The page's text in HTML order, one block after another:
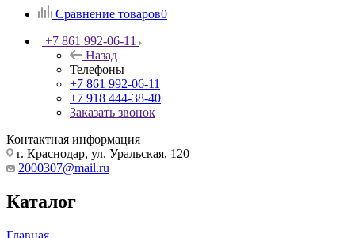
Сравнение товаров0
+7 861 992-06-11
Назад
Телефоны
+7 861 992-06-11
+7 918 444-38-40
Заказать звонок
Контактная информация
г. Краснодар, ул. Уральская, 120
2000307@mail.ru
Каталог
Главная